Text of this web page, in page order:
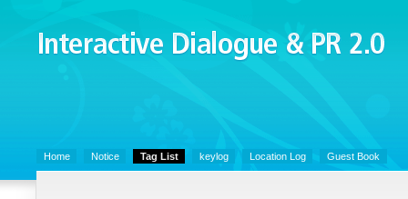
Interactive Dialogue &
PR 2.0
Home Notice Tag List keylog Location Log Guest Book